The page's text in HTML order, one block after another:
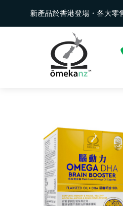
新產品於香港登場・各大零